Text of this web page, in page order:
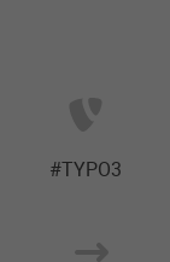
#TYPO3